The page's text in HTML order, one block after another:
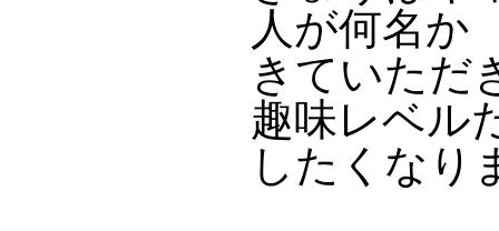
人が何名か
きていただ
趣味レベル
したくなり